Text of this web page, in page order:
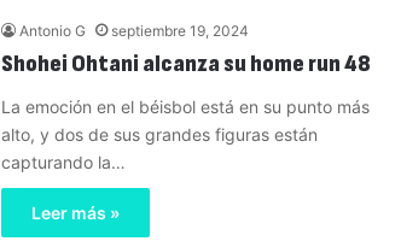
Antonio G septiembre 19, 2024
Shohei Ohtani alcanza su home run 48
La emoción en el béisbol está en su punto más
alto, y dos de sus grandes figuras están
capturando la…
Leer más »